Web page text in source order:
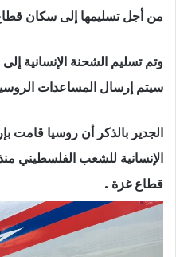
من أجل تسليمها إلى سكان
وتم تسليم الشحنة الإنسانية
سيتم إرسال المساعدات
الجدير بالذكر أن روسيا قامت
الإنسانية للشعب الفلسطيني
قطاع غزة .